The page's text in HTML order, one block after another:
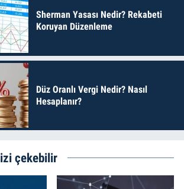
Sherman Yasası Nedir? Rekabeti
Koruyan Düzenleme
Düz Oranlı Vergi Nedir? Nasıl
Hesaplanır?
çekebilir